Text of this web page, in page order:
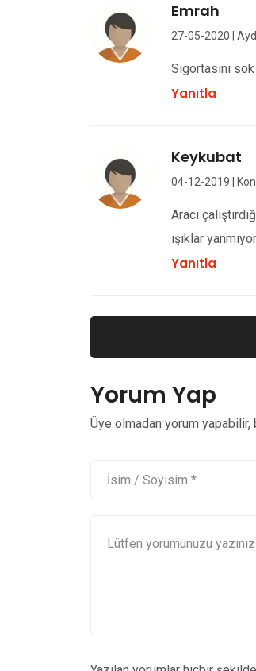
Emrah
27-05-2020 |
Sigortasını
Yanıtla
Keykubat
04-12-2019 |
Aracı
ışıklar
Yanıtla
Yorum Yap
Üye olmadan yorum